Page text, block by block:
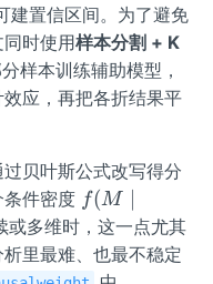
置信区间。为了避免
时使用样本分割 + K
样本训练辅助模型，
应，再把各折结果平
贝叶斯公式改写得分
件密度 f
(M
\m
id
f(M
或多维时，这一点尤其
里最难、也最不稳定